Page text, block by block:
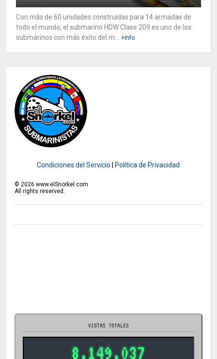
Con más de 60 unidades construidas para 14 armadas de
todo el mundo, el submarino HDW Clase 209 es uno de los
submarinos con más éxito del m...
+Info
Condiciones del Servicio Política de Privacidad
©2026 www.elSnorkel.com
All rights reserved.
VISTAS TOTALES
8.149.037